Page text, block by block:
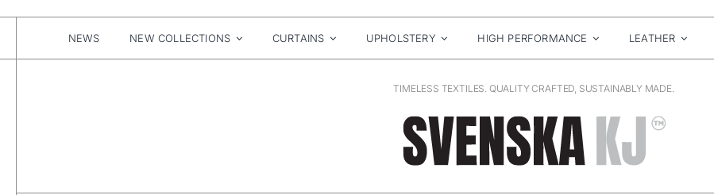
NEWS NEW COLLECTIONS CURTAINS UPHOLSTERY HIGH PERFORMANCE LEATHER
TIMELESS TEXTILES. QUALITY CRAFTED, SUSTAINABLY MADE.